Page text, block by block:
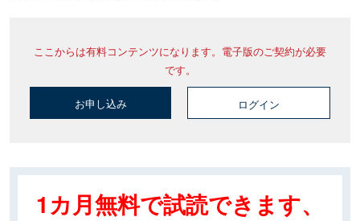
ここからは有料コンテンツになります。電子版のご契約が必要
です。
お申し込み ログイン
1カ月無料で試読できます、